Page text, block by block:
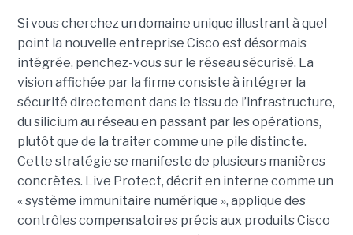
Si vous cherchez un domaine unique illustrant à quel
point la nouvelle entreprise Cisco est désormais
intégrée, penchez-vous sur le réseau sécurisé. La
vision affichée par la firme consiste à intégrer la
sécurité directement dans le tissu de l’infrastructure,
du silicium au réseau en passant par les opérations,
plutôt que de la traiter comme une pile distincte.
Cette stratégie se manifeste de plusieurs manières
concrètes. Live Protect, décrit en interne comme un
« système immunitaire numérique », applique des
contrôles compensatoires précis aux produits Cisco